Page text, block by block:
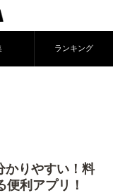
ランキング
かりやすい！料
利アプリ！